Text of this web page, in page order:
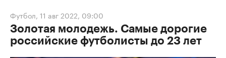
Футбол, 11 авг 2022, 09:00
Золотая молодежь. Самые дорогие
российские футболисты до 23 лет